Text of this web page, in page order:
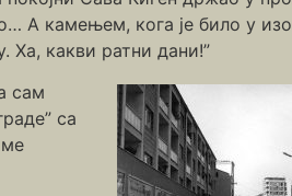
А камењем, кога је било у
Ха, какви ратни дани!”
сам
са